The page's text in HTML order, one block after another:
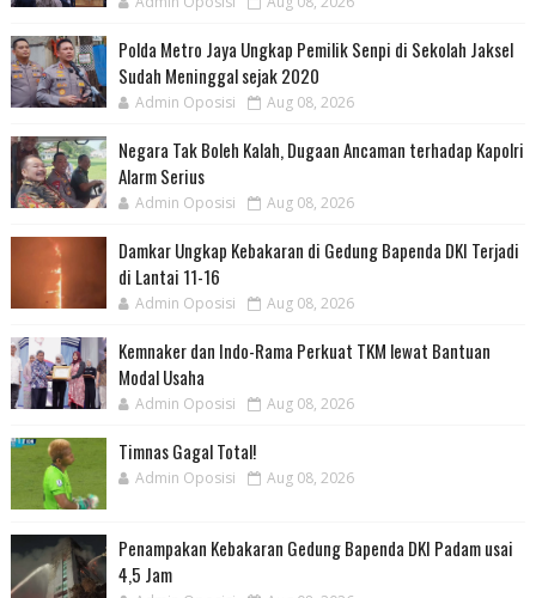
Polda Metro Jaya Ungkap Pemilik Senpi di Sekolah Jaksel
Sudah Meninggal sejak 2020
Admin Oposisi Aug 08, 2026
Negara Tak Boleh Kalah, Dugaan Ancaman terhadap Kapolri
Alarm Serius
Admin Oposisi Aug 08, 2026
Damkar Ungkap Kebakaran di Gedung Bapenda DKI Terjadi
di Lantai 11-16
Admin Oposisi Aug 08, 2026
Kemnaker dan Indo-Rama Perkuat TKM lewat Bantuan
Modal Usaha
Admin Oposisi Aug 08, 2026
Timnas Gagal Total!
Admin Oposisi Aug 08, 2026
Penampakan Kebakaran Gedung Bapenda DKI Padam usai
4,5 Jam